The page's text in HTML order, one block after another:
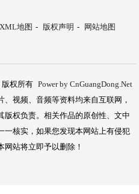
XML地图 - 版权声明 -
网站地图
版权所有 Power by CnGuangDong.Net
视频、音频等资料均来自互联网，
版权负责。相关作品的原创性、文中
一核实，如果您发现本网站上有侵犯
站将立即予以删除！